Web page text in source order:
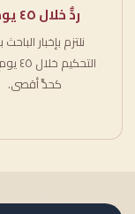
ردٌّ خلال ٤٥ يوماً
نلتزم بإخبار الباحث
كحدٍّ أقصى.